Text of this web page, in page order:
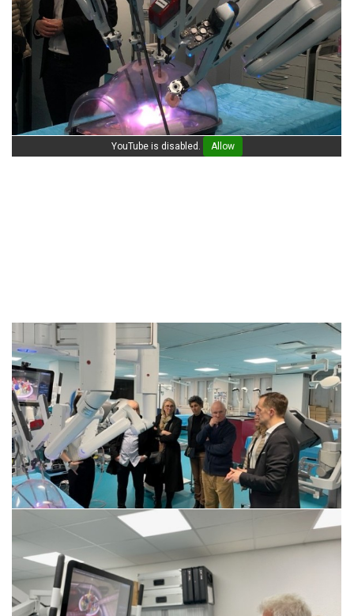
YouTube is disabled. Allow